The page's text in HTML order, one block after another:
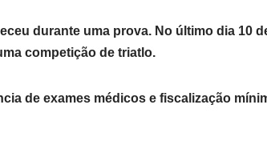
durante uma prova. No último dia 10
competição de triatlo.
de exames médicos e fiscalização